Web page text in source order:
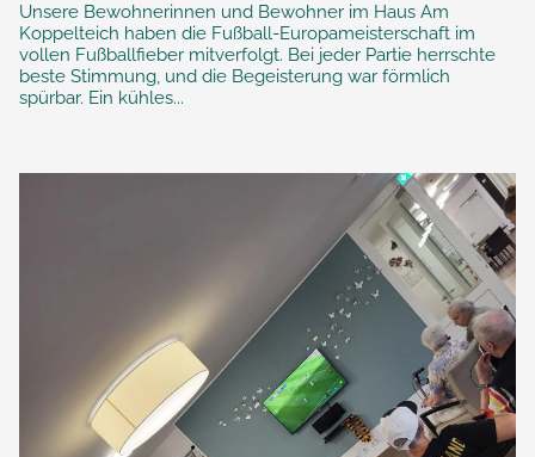
Unsere Bewohnerinnen und Bewohner im Haus Am
Koppelteich haben die Fußball-Europameisterschaft im
vollen Fußballfieber mitverfolgt. Bei jeder Partie herrschte
beste Stimmung, und die Begeisterung war förmlich
spürbar. Ein kühles...